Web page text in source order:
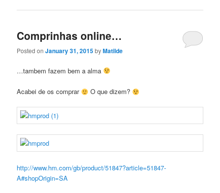
Comprinhas online…
Posted onJanuary 31, 2015byMatilde
…tambem fazem bem a alma
Acabei de os comprar O que dizem?
http://www.hm.com/gb/product/51847?article=51847-
A#shopOrigin=SA